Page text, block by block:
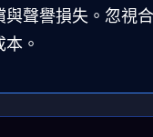
聲譽損失。忽視合
。